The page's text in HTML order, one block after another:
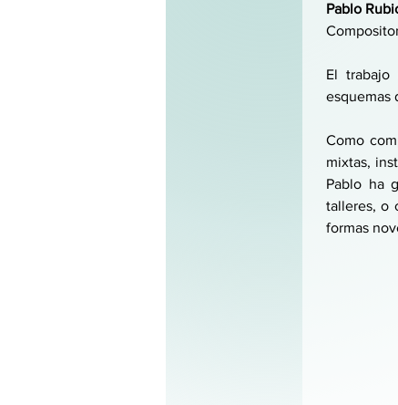
Pablo
El trabajo
esquemas
Como
mixtas,
Pablo ha
talleres, o
formas